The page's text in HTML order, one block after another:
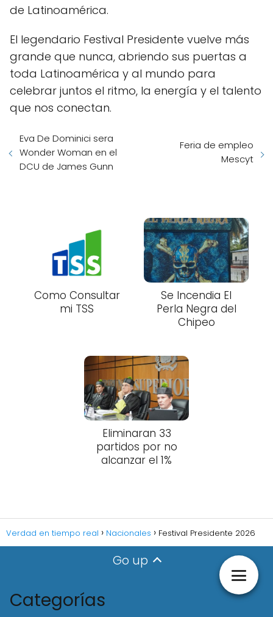
de Latinoamérica.
El legendario Festival Presidente vuelve más
grande que nunca, abriendo sus puertas a
toda Latinoamérica y al mundo para
celebrar juntos el ritmo, la energía y el talento
que nos conectan.
Eva De Dominici sera
Wonder Woman en el
DCU de James Gunn
Feria de empleo
Mescyt
Como Consultar
mi TSS
Se Incendia El
Perla Negra del
Chipeo
Eliminaran 33
partidos por no
alcanzar el 1%
Verdad en tiempo real Nacionales Festival Presidente 2026
Go up
Categorías